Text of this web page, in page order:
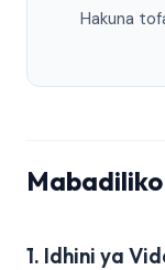
Hakuna
1. Idhini ya